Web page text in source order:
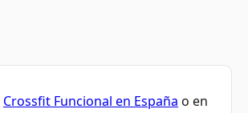
Crossfit Funcional en España o en